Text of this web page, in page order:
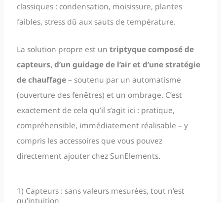
classiques : condensation, moisissure, plantes
faibles, stress dû aux sauts de température.
La solution propre est un triptyque composé de
capteurs, d’un guidage de l’air et d’une stratégie
de chauffage– soutenu par un automatisme
(ouverture des fenêtres) et un ombrage. C’est
exactement de cela qu’il s’agit ici : pratique,
compréhensible, immédiatement réalisable – y
compris les accessoires que vous pouvez
directement ajouter chez SunElements.
1) Capteurs : sans valeurs mesurées, tout n'est
qu'intuition